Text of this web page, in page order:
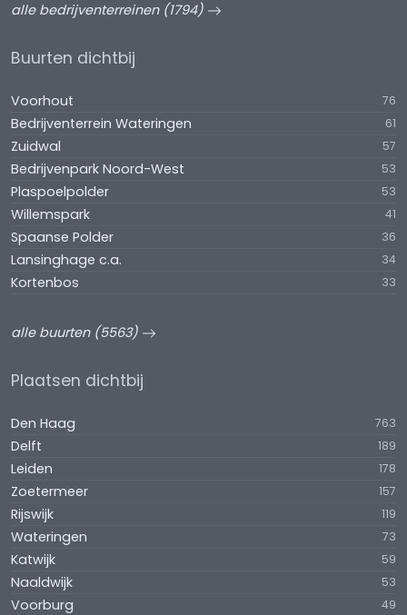
alle bedrijventerreinen (1794)
Buurten dichtbij
Voorhout 76
Bedrijventerrein Wateringen 61
Zuidwal 57
Bedrijvenpark Noord-West 53
Plaspoelpolder 53
Willemspark 41
Spaanse Polder 36
Lansinghage c.a. 34
Kortenbos 33
alle buurten (5563)
Plaatsen dichtbij
Den Haag 763
Delft 189
Leiden 178
Zoetermeer 157
Rijswijk 119
Wateringen 73
Katwijk 59
Naaldwijk 53
Voorburg 49